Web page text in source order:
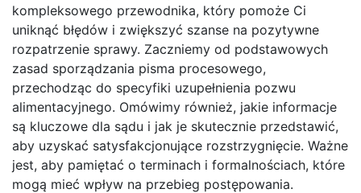
kompleksowego przewodnika, który pomoże Ci
uniknąć błędów i zwiększyć szanse na pozytywne
rozpatrzenie sprawy. Zaczniemy od podstawowych
zasad sporządzania pisma procesowego,
przechodząc do specyfiki uzupełnienia pozwu
alimentacyjnego. Omówimy również, jakie informacje
są kluczowe dla sądu i jak je skutecznie przedstawić,
aby uzyskać satysfakcjonujące rozstrzygnięcie. Ważne
jest, aby pamiętać o terminach i formalnościach, które
mogą mieć wpływ na przebieg postępowania.